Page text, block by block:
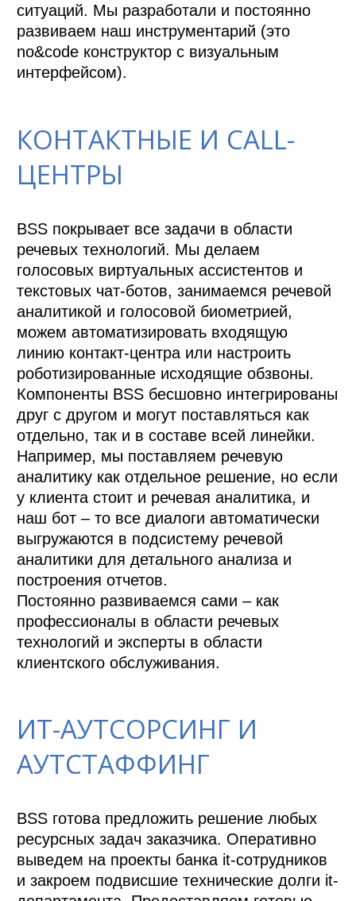
ситуаций. Мы разработали и постоянно
развиваем наш инструментарий (это
no&code конструктор с визуальным
интерфейсом).
КОНТАКТНЫЕ И CALL-
ЦЕНТРЫ
BSS покрывает все задачи в области
речевых технологий. Мы делаем
голосовых виртуальных ассистентов и
текстовых чат-ботов, занимаемся речевой
аналитикой и голосовой биометрией,
можем автоматизировать входящую
линию контакт-центра или настроить
роботизированные исходящие обзвоны.
Компоненты BSS бесшовно интегрированы
друг с другом и могут поставляться как
отдельно, так и в составе всей линейки.
Например, мы поставляем речевую
аналитику как отдельное решение, но если
у клиента стоит и речевая аналитика, и
наш бот – то все диалоги автоматически
выгружаются в подсистему речевой
аналитики для детального анализа и
построения отчетов.
Постоянно развиваемся сами – как
профессионалы в области речевых
технологий и эксперты в области
клиентского обслуживания.
ИТ-АУТСОРСИНГ И
АУТСТАФФИНГ
BSS готова предложить решение любых
ресурсных задач заказчика. Оперативно
выведем на проекты банка it-сотрудников
и закроем подвисшие технические долги it-